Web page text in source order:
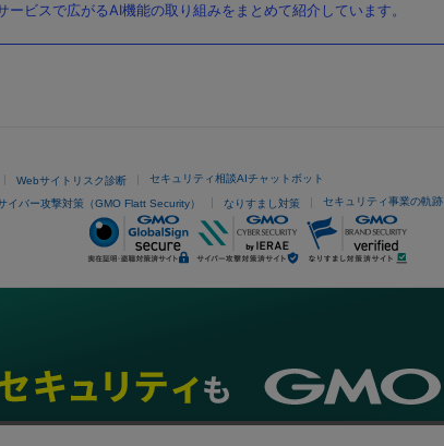
ビスで広がるAI機能の取り組みをまとめて紹介しています。
Webサイトリスク診断 セキュリティ相談AIチャットボット
イバー攻撃対策（GMO Flatt Security） なりすまし対策 セキュリティ事業の軌跡